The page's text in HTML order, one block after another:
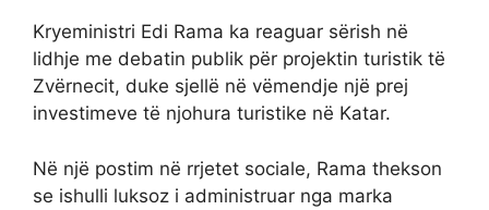
Kryeministri Edi Rama ka reaguar sërish në
lidhje me debatin publik për projektin turistik të
Zvërnecit, duke sjellë në vëmendje një prej
investimeve të njohura turistike në Katar.
Në një postim në rrjetet sociale, Rama thekson
se ishulli luksoz i administruar nga marka